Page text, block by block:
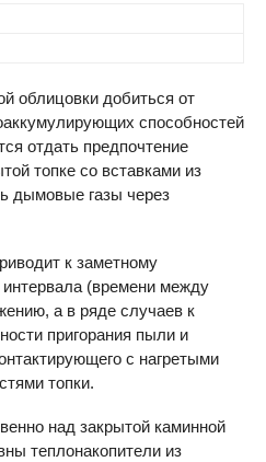
облицовки добиться от
способностей
отдать предпочтение
топке со вставками из
дымовые газы через
к заметному
(времени между
а в ряде случаев к
пригорания пыли и
с нагретыми
топки.
над закрытой каминной
теплонакопители из